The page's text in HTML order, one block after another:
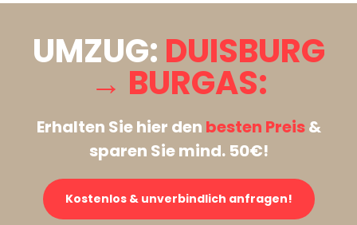
UMZUG: DUISBURG
→ BURGAS:
Erhalten Sie hier den besten Preis&
sparen Sie mind. 50€!
Kostenlos & unverbindlich anfragen!